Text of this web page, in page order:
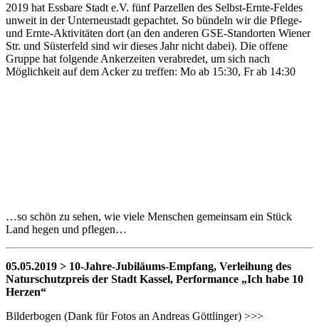
2019 hat Essbare Stadt e.V. fünf Parzellen des Selbst-Ernte-Feldes
unweit in der Unterneustadt gepachtet. So bündeln wir die Pflege-
und Ernte-Aktivitäten dort (an den anderen GSE-Standorten Wiener
Str. und Süsterfeld sind wir dieses Jahr nicht dabei). Die offene
Gruppe hat folgende Ankerzeiten verabredet, um sich nach
Möglichkeit auf dem Acker zu treffen: Mo ab 15:30, Fr ab 14:30
…so schön zu sehen, wie viele Menschen gemeinsam ein Stück
Land hegen und pflegen…
05.05.2019 > 10-Jahre-Jubiläums-Empfang, Verleihung des
Naturschutzpreis der Stadt Kassel, Performance „Ich habe 10
Herzen“
Bilderbogen (Dank für Fotos an Andreas Göttlinger) >>>